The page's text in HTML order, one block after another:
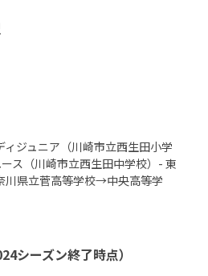
ィジュニア（川崎市立西生田小学
ス（川崎市立西生田中学校）- 東
川県立菅高等学校→中央高等学
シーズン終了時点）